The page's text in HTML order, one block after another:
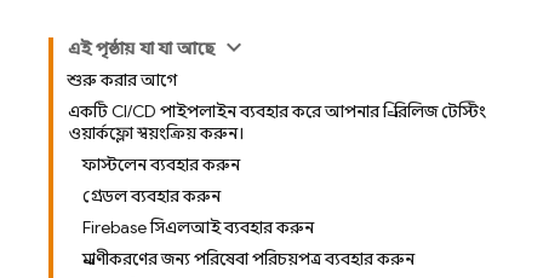
এই পৃষ্ঠায় যা যা আছে
শুরু করার আগে
একটি CI/CD পাইপলাইন ব্যবহার করে আপনার প্রি-রিলিজ টেস্টিং
ওয়ার্কফ্লো স্বয়ংক্রিয় করুন।
ফাস্টলেন ব্যবহার করুন
গ্রেডল ব্যবহার করুন
Firebase সিএলআই ব্যবহার করুন
প্রমাণীকরণের জন্য পরিষেবা পরিচয়পত্র ব্যবহার করুন